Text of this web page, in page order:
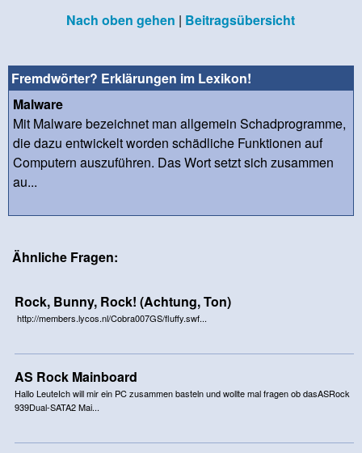
Nach oben gehen | Beitragsübersicht
Fremdwörter? Erklärungen im Lexikon!
Malware
Mit Malware bezeichnet man allgemein Schadprogramme,
die dazu entwickelt worden schädliche Funktionen auf
Computern auszuführen. Das Wort setzt sich zusammen
au...
Ähnliche Fragen:
Rock, Bunny, Rock! (Achtung, Ton)
http://members.lycos.nl/Cobra007GS/fluffy.swf...
AS Rock Mainboard
Hallo LeuteIch will mir ein PC zusammen basteln und wollte mal fragen ob dasASRock
939Dual-SATA2 Mai...